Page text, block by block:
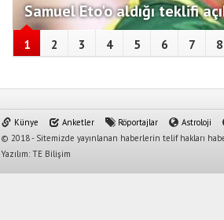
1 2 3 4 5 6 7 8
Samuel Eto'o aldığı teklifi
Künye Anketler Röportajlar
Astroloji
© 2018 - Sitemizde yayınlanan haberlerin telif hakları
Yazılım: TE Bilişim